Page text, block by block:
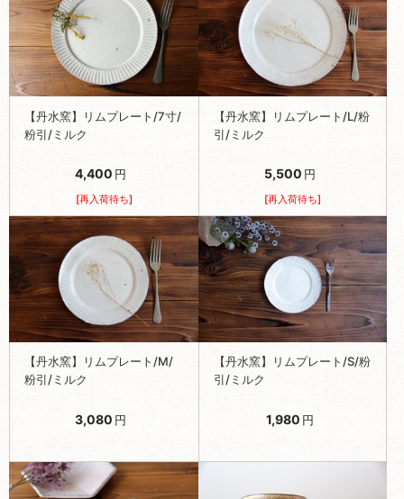
【丹水窯】リムプレート/7寸/
粉引/ミルク
4,400 円
[再入荷待ち]
【丹水窯】リムプレート/L/粉
引/ミルク
5,500 円
[再入荷待ち]
【丹水窯】リムプレート/M/
粉引/ミルク
3,080 円
【丹水窯】リムプレート/S/粉
引/ミルク
1,980 円